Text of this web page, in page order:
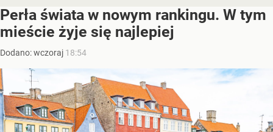
Perła świata w nowym rankingu. W tym
mieście żyje się najlepiej
Dodano:wczoraj 18:54